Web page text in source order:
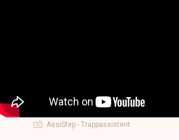
AssiStep - Trappassistent